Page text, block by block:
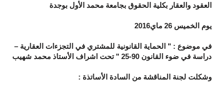
العقود والعقار بكلية الحقوق بجامعة محمد الأول بوجدة
يوم الخميس 26 ماي2016
في موضوع : " الحماية القانونية للمشتري في التجزءات العقارية –
دراسة في ضوء القانون 90-25 " تحت اشراف الأستاذ محمد شهيب
وشكلت لجنة المناقشة من السادة الأساتذة :